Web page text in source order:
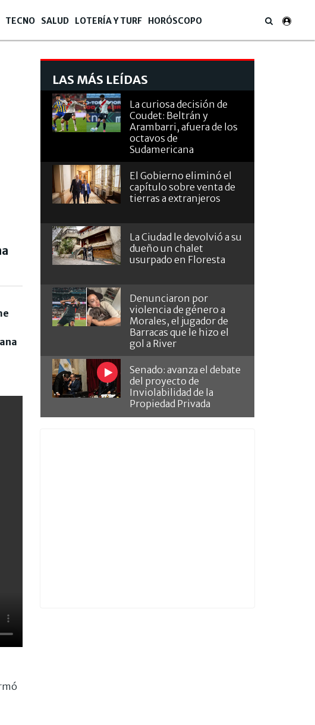
TECNO SALUD LOTERÍA Y TURF HORÓSCOPO
LAS MÁS LEÍDAS
La curiosa decisión de
Coudet: Beltrán y
Arambarri, afuera de los
octavos de
Sudamericana
El Gobierno eliminó el
capítulo sobre venta de
tierras a extranjeros
La Ciudad le devolvió a su
dueño un chalet
usurpado en Floresta
Denunciaron por
violencia de género a
Morales, el jugador de
Barracas que le hizo el
gol a River
Senado: avanza el debate
del proyecto de
Inviolabilidad de la
Propiedad Privada